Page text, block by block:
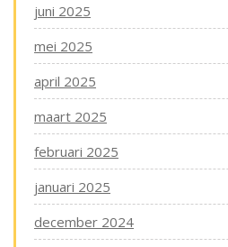
juni 2025
mei 2025
april 2025
maart 2025
februari 2025
januari 2025
december 2024